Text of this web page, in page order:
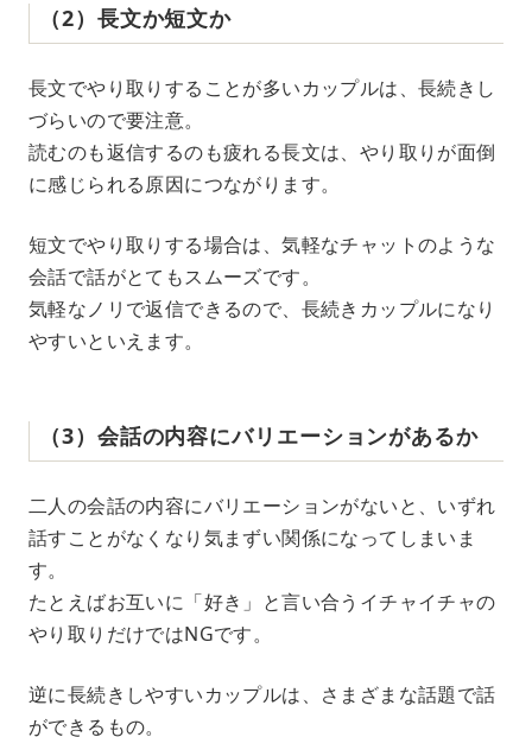
（2）長文か短文か
長文でやり取りすることが多いカップルは、長続きし
づらいので要注意。
読むのも返信するのも疲れる長文は、やり取りが面倒
に感じられる原因につながります。
短文でやり取りする場合は、気軽なチャットのような
会話で話がとてもスムーズです。
気軽なノリで返信できるので、長続きカップルになり
やすいといえます。
（3）会話の内容にバリエーションがあるか
二人の会話の内容にバリエーションがないと、いずれ
話すことがなくなり気まずい関係になってしまいま
す。
たとえばお互いに「好き」と言い合うイチャイチャの
やり取りだけではNGです。
逆に長続きしやすいカップルは、さまざまな話題で話
ができるもの。